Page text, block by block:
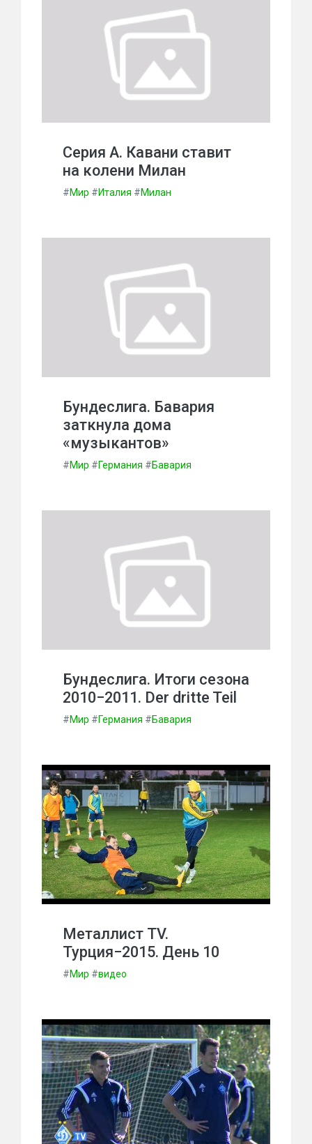
Серия А. Кавани ставит
на колени Милан
#Мир #Италия #Милан
Бундеслига. Бавария
заткнула дома
«музыкантов»
#Мир #Германия #Бавария
Бундеслига. Итоги сезона
2010−2011. Der dritte Teil
#Мир #Германия #Бавария
Металлист TV.
Турция−2015. День 10
#Мир #видео